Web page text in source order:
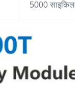
5000 साइकिल